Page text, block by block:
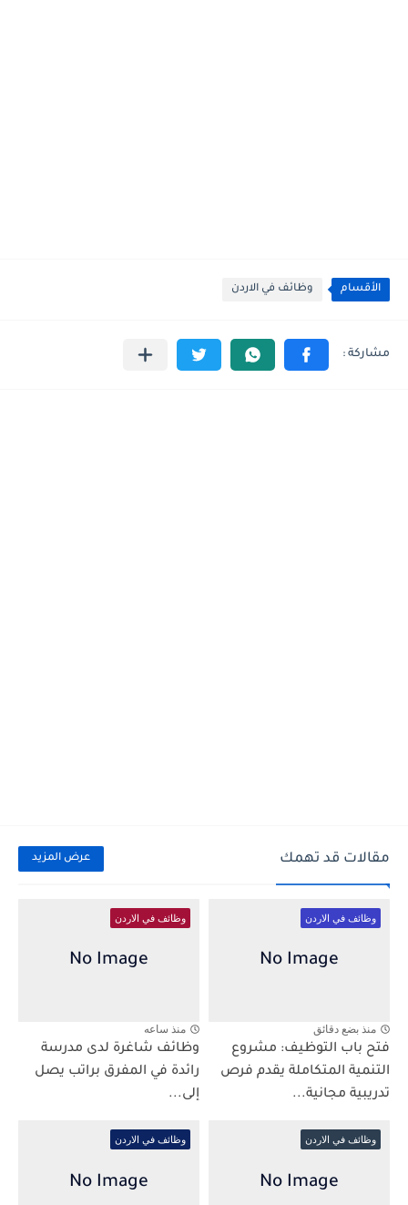
الأقسام وظائف في الاردن
مقالات قد تهمك عرض المزيد
وظائف في الاردن
منذ بضع دقائق
فتح باب التوظيف: مشروع
التنمية المتكاملة يقدم فرص
تدريبية مجانية...
وظائف في الاردن
منذ ساعه
وظائف شاغرة لدى مدرسة
رائدة في المفرق براتب يصل
إلى...
وظائف في الاردن وظائف في الاردن